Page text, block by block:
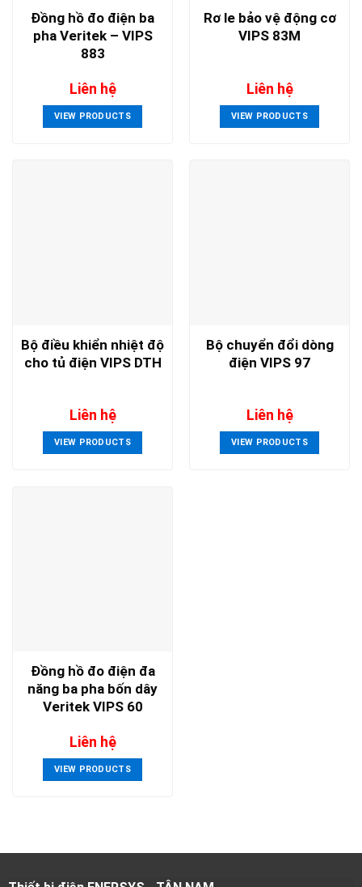
Đồng hồ đo điện ba
pha Veritek – VIPS
883
Liên hệ
VIEW PRODUCTS
Rơ le bảo vệ động cơ
VIPS 83M
Liên hệ
VIEW PRODUCTS
Bộ điều khiển nhiệt độ
cho tủ điện VIPS DTH
Liên hệ
VIEW PRODUCTS
Bộ chuyển đổi dòng
điện VIPS 97
Liên hệ
VIEW PRODUCTS
Đồng hồ đo điện đa
năng ba pha bốn dây
Veritek VIPS 60
Liên hệ
VIEW PRODUCTS